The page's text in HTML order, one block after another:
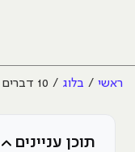
ראשי בלוג 10 דברים שאפשר ללמוד בקורס שיווק דיגיטלי
תוכן עניינים